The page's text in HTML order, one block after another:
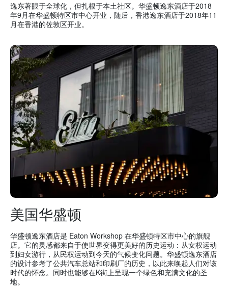
逸东著眼于全球化，但扎根于本土社区。华盛顿逸东酒店于2018
年9月在华盛顿特区市中心开业，随后，香港逸东酒店于2018年11
月在香港的佐敦区开业。
美国华盛顿
华盛顿逸东酒店是 Eaton Workshop 在华盛顿特区市中心的旗舰
店。它的灵感都来自于使世界变得更美好的历史运动：从女权运动
到妇女游行，从民权运动到今天的气候变化问题。华盛顿逸东酒店
的设计参考了公共汽车总站和印刷厂的历史，以此来唤起人们对该
时代的怀念。同时也能够在K街上呈现一个绿色和充满文化的圣
地。